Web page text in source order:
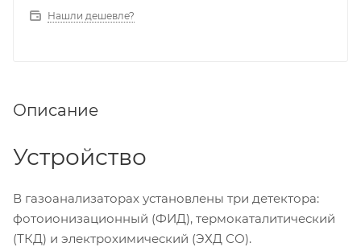
Нашли дешевле?
Описание
Устройство
В газоанализаторах установлены три детектора:
фотоионизационный (ФИД), термокаталитический
(ТКД) и электрохимический (ЭХД СО).